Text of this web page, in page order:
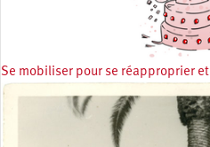
Se mobiliser pour se réapproprier